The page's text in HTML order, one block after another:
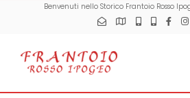
Benvenuti nello Storico Frantoio Rosso